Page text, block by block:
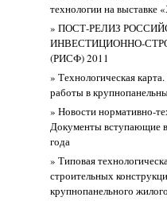
технологии на выставке
» ПОСТ-РЕЛИЗ
ИНВЕСТИЦИОННО-
(РИСФ) 2011
» Технологическая
работы в
» Новости нормативно-
Документы вступающие
года
» Типовая
строительных
крупнопанельного